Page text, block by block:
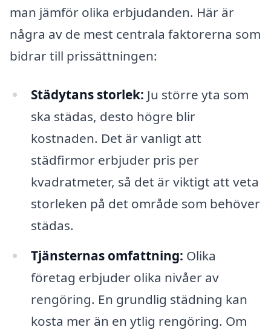
man jämför olika erbjudanden. Här är
några av de mest centrala faktorerna som
bidrar till prissättningen:
Städytans storlek: Ju större yta som
ska städas, desto högre blir
kostnaden. Det är vanligt att
städfirmor erbjuder pris per
kvadratmeter, så det är viktigt att veta
storleken på det område som behöver
städas.
Tjänsternas omfattning: Olika
företag erbjuder olika nivåer av
rengöring. En grundlig städning kan
kosta mer än en ytlig rengöring. Om